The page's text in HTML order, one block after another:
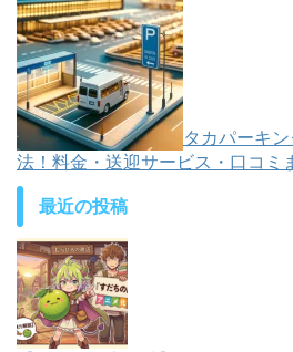
タカパーキ
法！料金・送迎サービス・口コミ
最近の投稿